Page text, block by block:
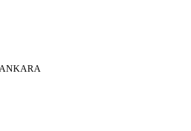
ANKARA